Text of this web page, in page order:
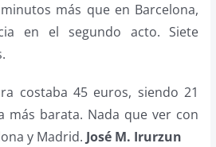
más que en Barcelona,
en el segundo acto. Siete
costaba 45 euros, siendo 21
más barata. Nada que ver con
y Madrid. José M. Irurzun